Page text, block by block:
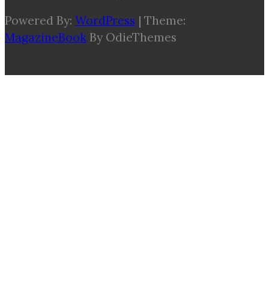
Powered By: WordPress | Theme:
MagazineBook By OdieThemes